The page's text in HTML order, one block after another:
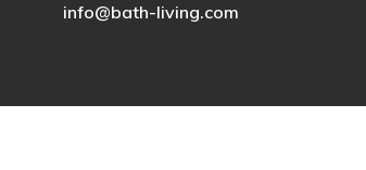
info@bath-living.com